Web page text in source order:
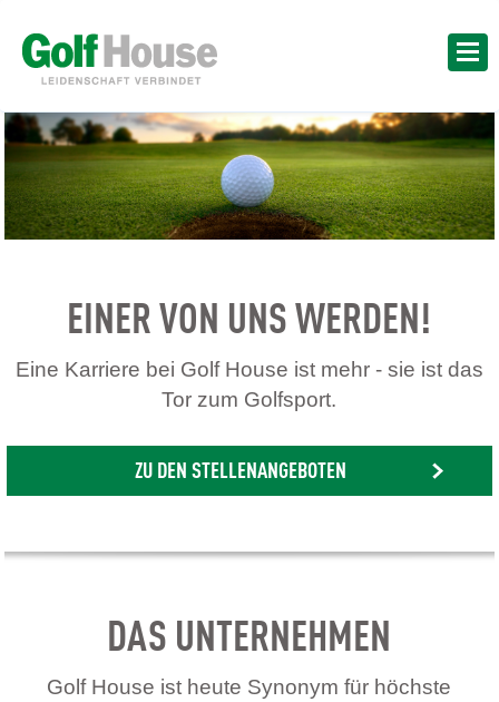
EINER VON UNS WERDEN!
Eine Karriere bei Golf House ist mehr - sie ist das
Tor zum Golfsport.
ZU DEN STELLENANGEBOTEN
DAS UNTERNEHMEN
Golf House ist heute Synonym für höchste